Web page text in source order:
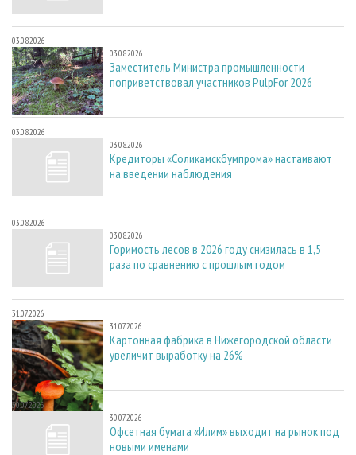
03.08.2026
03.08.2026
Заместитель Министра промышленности
поприветствовал участников PulpFor 2026
03.08.2026
03.08.2026
Кредиторы «Соликамскбумпрома» настаивают
на введении наблюдения
03.08.2026
03.08.2026
Горимость лесов в 2026 году снизилась в 1,5
раза по сравнению с прошлым годом
31.07.2026
31.07.2026
Картонная фабрика в Нижегородской области
увеличит выработку на 26%
30.07.2026
30.07.2026
Офсетная бумага «Илим» выходит на рынок под
новыми именами